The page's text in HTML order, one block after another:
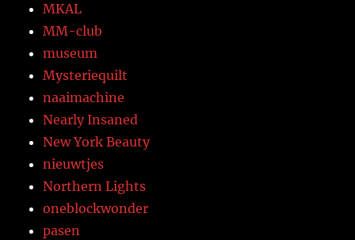
MKAL
MM-club
museum
Mysteriequilt
naaimachine
Nearly Insaned
New York Beauty
nieuwtjes
Northern Lights
oneblockwonder
pasen